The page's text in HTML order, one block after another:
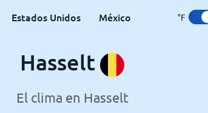
Estados Unidos México °F
Hasselt
El clima en Hasselt